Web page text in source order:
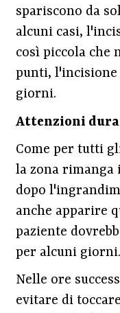
spariscono da
alcuni casi,
così piccola che
punti, l'incisione
giorni.
Attenzioni
Come per tutti
la zona
dopo
anche apparire
paziente
per alcuni giorni.
Nelle ore
evitare di